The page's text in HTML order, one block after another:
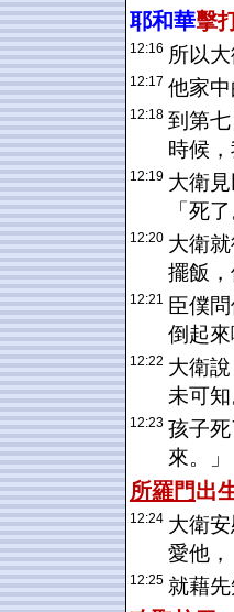
耶和華擊
12:16 所以
12:17 他家
12:18 到第
時候
12:19 大衛
「死了
12:20 大衛
擺飯，
12:21 臣僕
倒起來
12:22 大衛
未可知
12:23 孩子
來。」
所羅門出
12:24 大衛
愛他，
12:25 就藉